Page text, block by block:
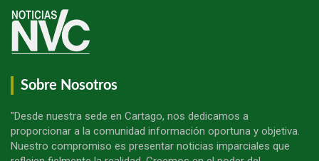
Sobre Nosotros
"Desde nuestra sede en Cartago, nos dedicamos a
proporcionar a la comunidad información oportuna y objetiva.
Nuestro compromiso es presentar noticias imparciales que